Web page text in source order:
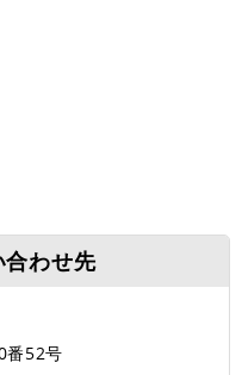
合わせ先
番52号